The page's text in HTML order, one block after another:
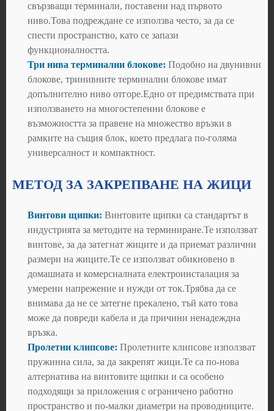
свързващи терминали, поставени над първото
ниво.Това подреждане се използва често, за да се
спести пространство, като се запази
функционалността.
Три нива терминални блокове: Подобно на двунивни
блокове, тринивните терминални блокове имат
допълнително ниво отгоре.Едно от предимствата при
използването на многостепенни блокове е
възможността за правене на множество връзки в
рамките на същия блок, което предлага по-голяма
универсалност и компактност.
МЕТОД ЗА ЗАКРЕПВАНЕ НА ЖИЦИ
Винтови щипки: Винтовите щипки са стандартът в
индустрията за методите на терминиране.Те използват
винтове, за да затегнат жиците и да приемат различни
размери на жиците.Те се използват обикновено в
домашната и комерсиалната електроинсталация за
умерени напрежение и нужди от ток.Трябва да се
внимава да не се затегне прекалено, тъй като това
може да повреди кабела и да причини ненадеждна
връзка.
Пролетни клипсове: Пролетните клипсове използват
пружинна сила, за да закрепят жици.Те са по-нова
алтернатива на винтовите щипки и са особено
подходящи за приложения с ограничено работно
пространство и по-малки диаметри на проводниците.